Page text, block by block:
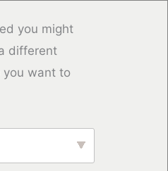
you might
different
you want to